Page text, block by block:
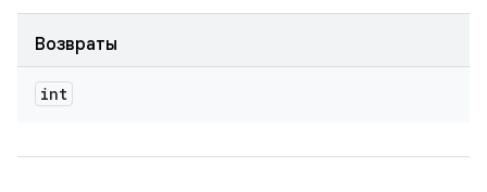
Возвраты
int